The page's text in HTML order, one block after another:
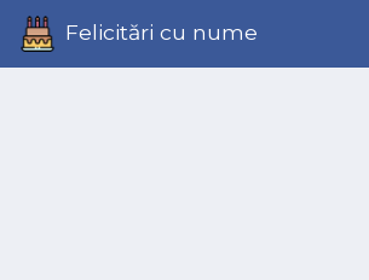
Felicitări cu nume